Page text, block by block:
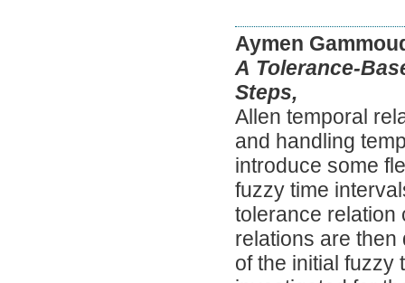
Aymen
A Tolerance-
Steps,
Allen temporal
and handling
introduce some
fuzzy time
tolerance relation
relations are then
of the initial fuzzy